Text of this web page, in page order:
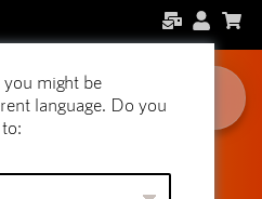
might be
language. Do you